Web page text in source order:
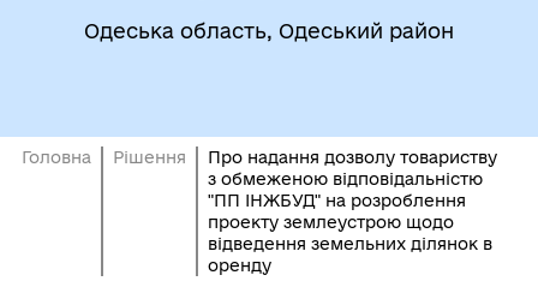
Одеська область, Одеський район
Головна Рішення
Про надання дозволу товариству
з обмеженою відповідальністю
"ПП ІНЖБУД" на розроблення
проекту землеустрою щодо
відведення земельних ділянок в
оренду